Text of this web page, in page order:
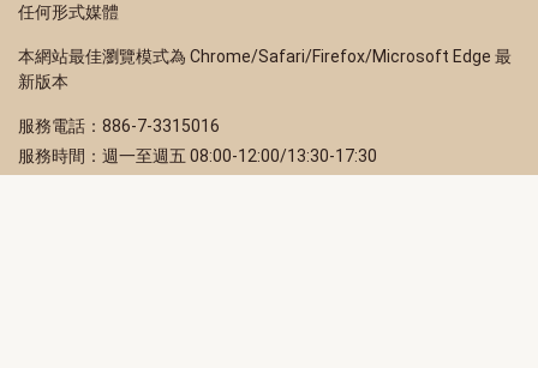
任何形式媒體
本網站最佳瀏覽模式為 Chrome/Safari/Firefox/Microsoft Edge 最
新版本
服務電話：886-7-3315016
服務時間：週一至週五 08:00-12:00/13:30-17:30